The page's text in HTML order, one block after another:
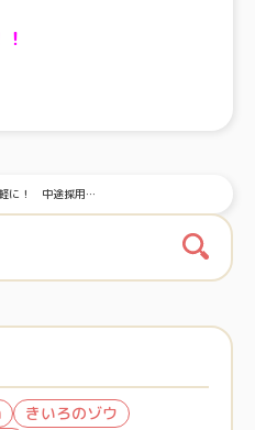
に！ 中途採用…
きいろのゾウ